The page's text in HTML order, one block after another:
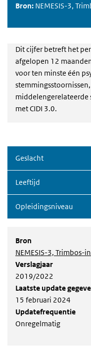
Bron: NEMESIS-3,
Dit cijfer betreft het
afgelopen 12
voor ten minste één
middelengerelateerde
met CIDI 3.0.
Geslacht
Leeftijd
Opleidingsniveau
Bron
NEMESIS-3, Trimbos-
Verslagjaar
2019/2022
Laatste update
15 februari 2024
Updatefrequentie
Onregelmatig